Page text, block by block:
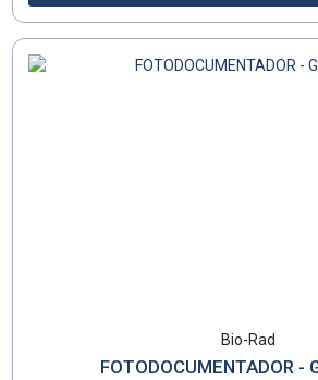
Bio-Rad
FOTODOCUMENTADOR -